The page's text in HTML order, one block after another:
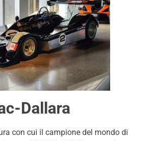
Dallara
con cui il campione del mondo di